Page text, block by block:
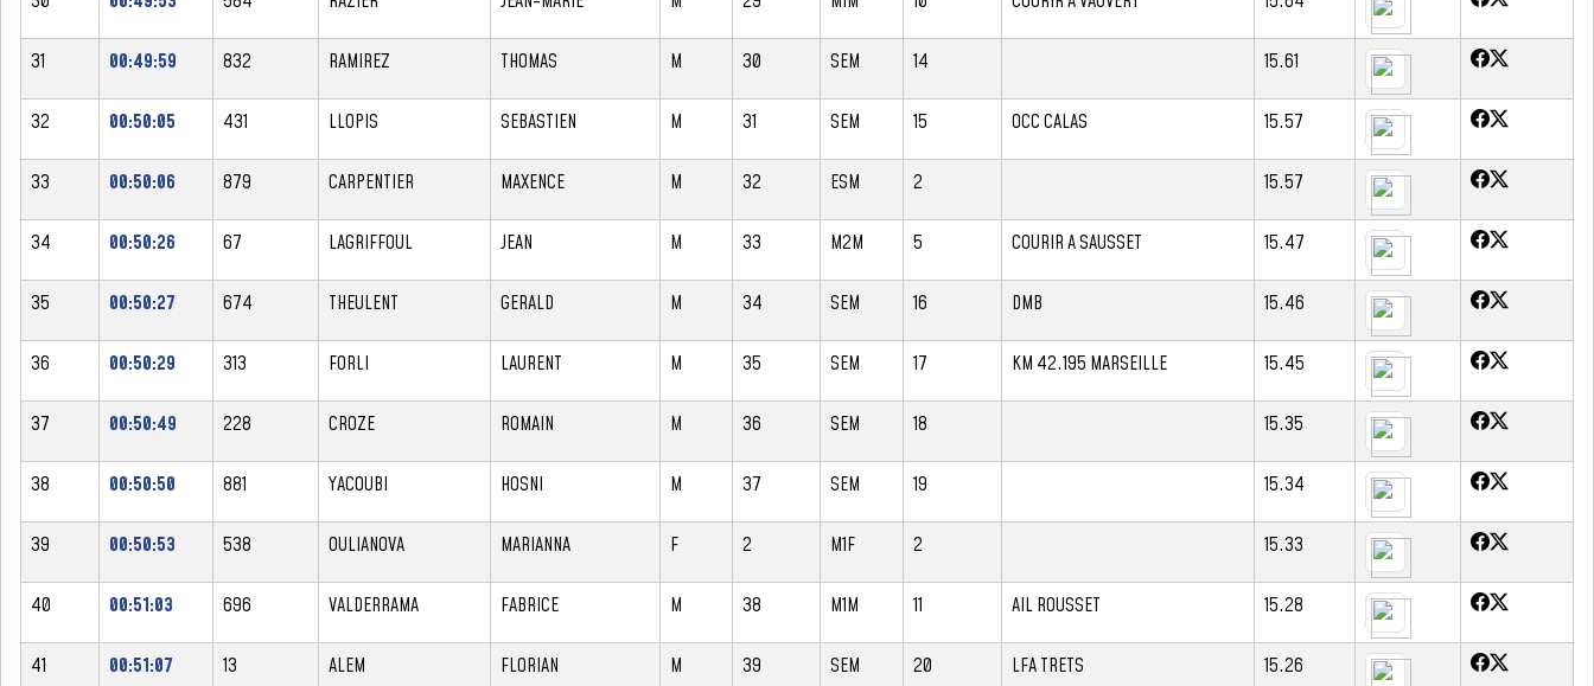
31 00:49:59 832 RAMIREZ THOMAS M 30 SEM 14 15.61
32 00:50:05 431 LLOPIS SEBASTIEN M 31 SEM 15 OCC CALAS 15.57
33 00:50:06 879 CARPENTIER MAXENCE M 32 ESM 2 15.57
34 00:50:26 67 LAGRIFFOUL JEAN M 33 M2M 5 COURIR A SAUSSET 15.47
35 00:50:27 674 THEULENT GERALD M 34 SEM 16 DMB 15.46
36 00:50:29 313 FORLI LAURENT M 35 SEM 17 KM 42.195 MARSEILLE 15.45
37 00:50:49 228 CROZE ROMAIN M 36 SEM 18 15.35
38 00:50:50 881 YACOUBI HOSNI M 37 SEM 19 15.34
39 00:50:53 538 OULIANOVA MARIANNA F 2 M1F 2 15.33
40 00:51:03 696 VALDERRAMA FABRICE M 38 M1M 11 AIL ROUSSET 15.28
41 00:51:07 13 ALEM FLORIAN M 39 SEM 20 LFA TRETS 15.26